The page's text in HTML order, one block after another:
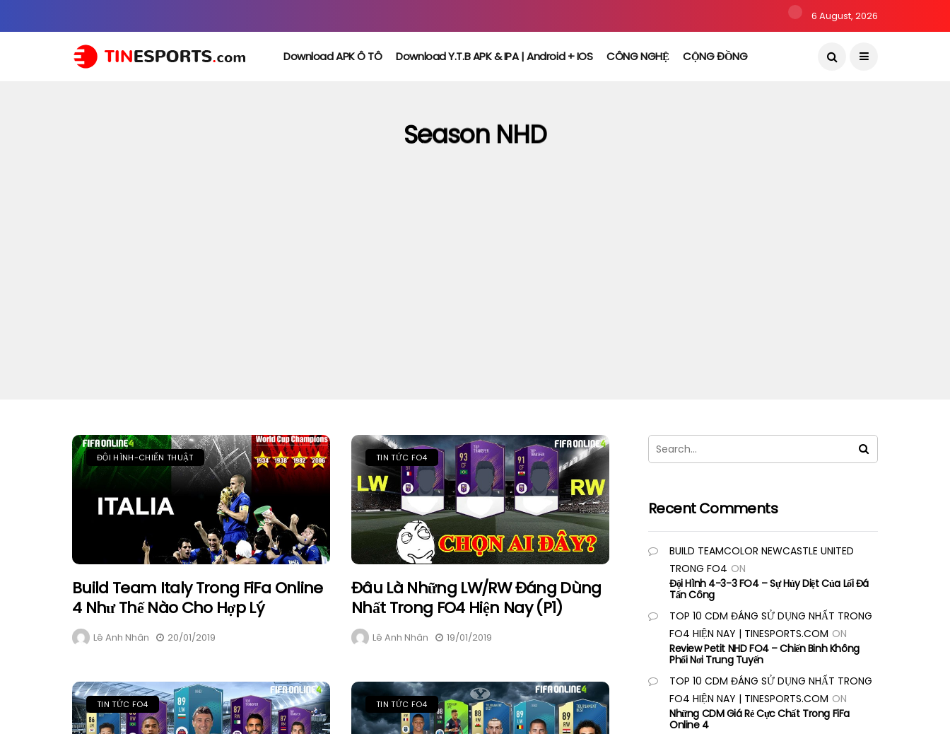
6 August, 2026
Download APK Ô TÔ Download Y.T.B APK & IPA | Android + IOS CÔNG NGHỆ CỘNG ĐỒNG
Season NHD
ĐỘI HÌNH-CHIẾN THUẬT
Build Team Italy Trong FiFa Online
4 Như Thế Nào Cho Hợp Lý
Lê Anh Nhân 20/01/2019
TIN TỨC FO4
Đâu Là Những LW/RW Đáng Dùng
Nhất Trong FO4 Hiện Nay (P1)
Lê Anh Nhân 19/01/2019
TIN TỨC FO4 TIN TỨC FO4
Recent Comments
BUILD TEAMCOLOR NEWCASTLE UNITED
TRONG FO4 ON
Đội Hình 4-3-3 FO4 – Sự Hủy Diệt Của Lối Đá
Tấn Công
TOP 10 CDM ĐÁNG SỬ DỤNG NHẤT TRONG
FO4 HIỆN NAY | TINESPORTS.COM ON
Review Petit NHD FO4 – Chiến Binh Không
Phổi Nơi Trung Tuyến
TOP 10 CDM ĐÁNG SỬ DỤNG NHẤT TRONG
FO4 HIỆN NAY | TINESPORTS.COM ON
Những CDM Giá Rẻ Cực Chất Trong FiFa
Online 4